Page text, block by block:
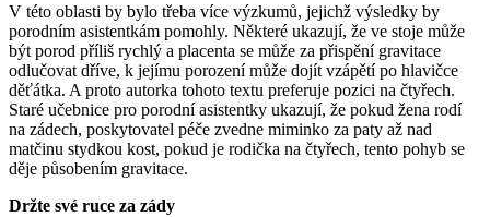
V této oblasti by bylo třeba více výzkumů, jejichž výsledky by
porodním asistentkám pomohly. Některé ukazují, že ve stoje může
být porod příliš rychlý a placenta se může za přispění gravitace
odlučovat dříve, k jejímu porození může dojít vzápětí po hlavičce
děťátka. A proto autorka tohoto textu preferuje pozici na čtyřech.
Staré učebnice pro porodní asistentky ukazují, že pokud žena rodí
na zádech, poskytovatel péče zvedne miminko za paty až nad
matčinu stydkou kost, pokud je rodička na čtyřech, tento pohyb se
děje působením gravitace.
Držte své ruce za zády